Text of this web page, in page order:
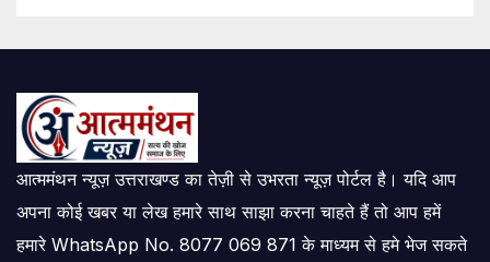
आत्ममंथन न्यूज़ उत्तराखण्ड का तेज़ी से उभरता न्यूज़ पोर्टल है। यदि आप
अपना कोई खबर या लेख हमारे साथ साझा करना चाहते हैं तो आप हमें
हमारे WhatsApp No. 8077 069 871 के माध्यम से हमे भेज सकते